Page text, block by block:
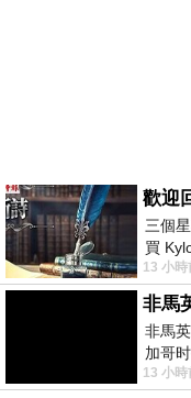
歡迎
三個
買
顧都
13 小時
非馬
非馬
加哥
13 小時